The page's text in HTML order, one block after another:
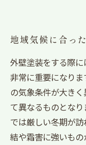
地域気候に合っ
外壁塗装をする際
非常に重要になり
の気象条件が大き
て異なるものとな
では厳しい冬期が
結や霜害に強いも